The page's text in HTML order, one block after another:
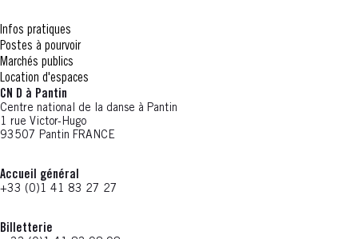
Infos pratiques
Postes à pourvoir
Marchés publics
Location d'espaces
CN D à Pantin
Centre national de la danse à Pantin
1 rue Victor-Hugo
93507 Pantin FRANCE
Accueil général
+33 (0)1 41 83 27 27
Billetterie